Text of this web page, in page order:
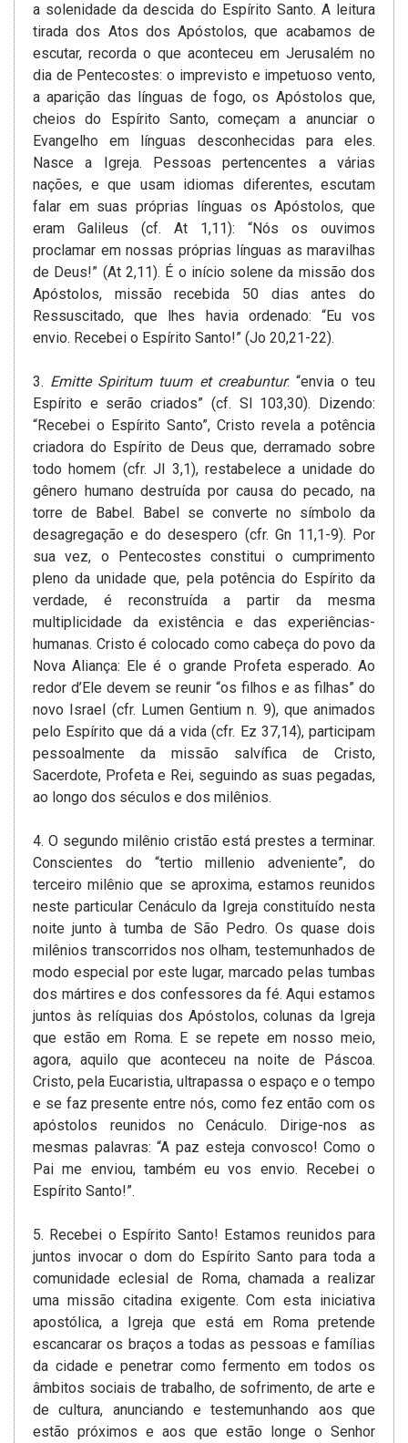
a solenidade da descida do Espírito Santo. A leitura
tirada dos Atos dos Apóstolos, que acabamos de
escutar, recorda o que aconteceu em Jerusalém no
dia de Pentecostes­: o imprevisto e impetuoso vento,
a aparição das línguas de fogo, os Apóstolos que,
cheios do Espírito Santo, começam a anunciar­ o
Evangelho em línguas desconhecidas para eles.
Nasce a Igreja. Pessoas pertencentes a várias
nações, e que usam idiomas diferentes, escutam
falar em suas próprias línguas os Apóstolos, que
eram Galileus­ (cf. At 1,11): “Nós os ouvimos
proclamar em nossas próprias línguas as maravilhas
de Deus!” (At 2,11). É o início solene da missão dos
Apóstolos, missão recebida 50 dias antes do
Ressuscitado, que lhes havia ordenado: “Eu vos
envio. Recebei o Espírito Santo!” (Jo 20,21-22).
3. Emitte Spiritum tuum et creabuntur: “envia o teu
Espírito e serão­ criados” (cf. Sl 103,30). Dizendo:
“Recebei o Espírito Santo”, Cristo revela a potência
criadora do Espírito de Deus que, derramado sobre
todo homem (cfr. Jl 3,1), restabelece a unidade do
gênero humano destruída por causa do pecado, na
torre de Babel. Babel se converte no símbolo da
desagregação e do desespero­ (cfr. Gn 11,1-9). Por
sua vez, o Pentecostes constitui o cumprimento
pleno da unidade que, pela potência do Espírito da
verdade, é reconstruída­ a partir da mesma
multiplicidade da existência e das experiências­
humanas. Cristo é colocado como cabeça do povo da
Nova Aliança: Ele é o grande Profeta esperado. Ao
redor d’Ele devem se reunir “os filhos e as filhas” do
novo Israel (cfr. Lumen Gentium n. 9), que animados
pelo Espírito que dá a vida (cfr. Ez 37,14), participam
pessoalmente da missão­ salvífica de Cristo,
Sacerdote, Profeta e Rei, seguindo as suas pegadas,
ao longo dos séculos e dos milênios.
4. O segundo milênio cristão está prestes a terminar.
Conscientes do “tertio millenio adveniente”, do
terceiro milênio que se aproxima, estamos reunidos
neste particular Cenáculo da Igreja constituído nesta
noite junto à tumba de São Pedro. Os quase dois
milênios transcorridos nos olham, testemunhados de
modo especial por este lugar, marcado pelas tumbas
dos mártires e dos confessores da fé. Aqui estamos
juntos às relíquias dos Apóstolos, colunas da Igreja
que estão em Roma. E se repete em nosso meio,
agora, aquilo que aconteceu na noite de Páscoa.
Cristo, pela Eucaristia, ultrapassa o espaço e o tempo
e se faz presente entre nós, como fez então com os
apóstolos reunidos no Cenáculo. Dirige-nos as
mesmas palavras: “A paz esteja convosco! Como o
Pai me enviou, também eu vos envio. Recebei o
Espírito Santo!”.
5. Recebei o Espírito Santo! Estamos reunidos para
juntos invocar o dom do Espírito Santo para toda a
comunidade eclesial de Roma, chamada a realizar
uma missão citadina exigente. Com esta iniciativa
apostólica, a Igreja que está em Roma pretende
escancarar os braços a todas as pessoas e famílias
da cidade e penetrar como fermento em todos os
âmbitos sociais de trabalho, de sofrimento, de arte e
de cultura, anunciando e testemunhando aos que
estão próximos e aos que estão longe o Senhor